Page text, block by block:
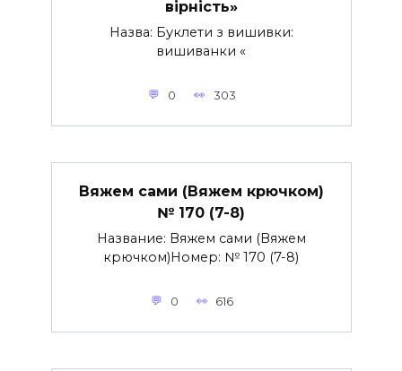
вірність»
Назва: Буклети з вишивки:
вишиванки «
0 303
Вяжем сами (Вяжем крючком)
№ 170 (7-8)
Название: Вяжем сами (Вяжем
крючком)Номер: № 170 (7-8)
0 616